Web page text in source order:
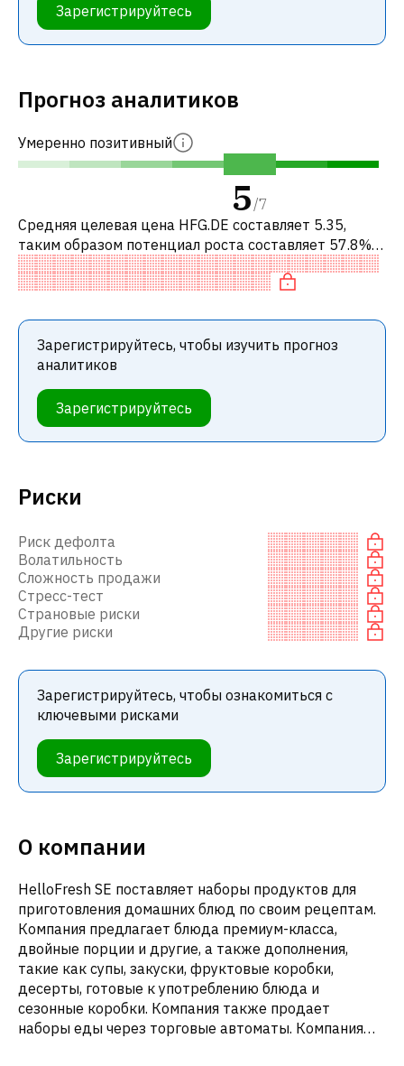
Риски
Риск дефолта
Волатильность
Сложность продажи
Стресс-тест
Страновые риски
Другие риски
Зарегистрируйтесь, чтобы ознакомиться с
ключевыми рисками
Зарегистрируйтесь
О компании
HelloFresh SE поставляет наборы продуктов для
приготовления домашних блюд по своим рецептам.
Компания предлагает блюда премиум-класса,
двойные порции и другие, а также дополнения,
такие как супы, закуски, фруктовые коробки,
десерты, готовые к употреблению блюда и
сезонные коробки. Компания также продает
наборы еды через торговые автоматы. Компания
Зарегистрируйтесь
Прогноз аналитиков
Умеренно позитивный
5 /7
Средняя целевая цена HFG.DE составляет 5.35,
таким образом потенциал роста составляет 57.8%.
Обычно это означает рекомендацию «ПОКУПАТЬ»
среди инвестиционных компаний или
Зарегистрируйтесь, чтобы изучить прогноз
аналитиков
Зарегистрируйтесь